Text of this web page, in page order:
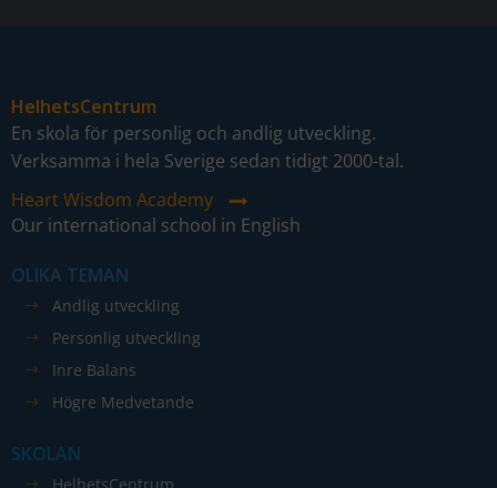
HelhetsCentrum
En skola för personlig och andlig utveckling.
Verksamma i hela Sverige sedan tidigt 2000-tal.
Heart Wisdom Academy
Our international school in English
OLIKA TEMAN
Andlig utveckling
Personlig utveckling
Inre Balans
Högre Medvetande
SKOLAN